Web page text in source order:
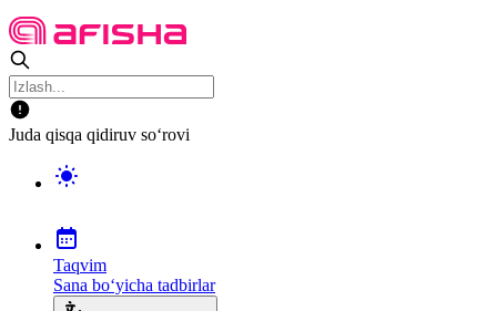
Juda qisqa qidiruv so‘rovi
Taqvim
Sana bo‘yicha tadbirlar